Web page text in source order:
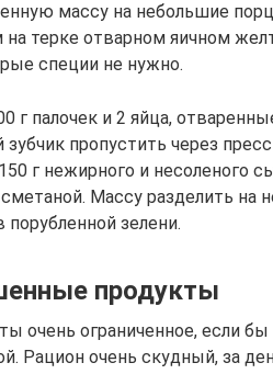
массу на небольшие
на терке отварном яичном
специи не нужно.
г палочек и 2 яйца,
зубчик пропустить через
г нежирного и несоленого
Массу разделить
порубленной зелени.
продукты
очень ограниченное, если
Рацион очень скудный, за